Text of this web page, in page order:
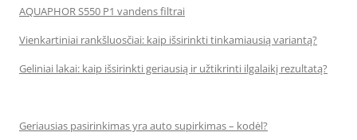
AQUAPHOR S550 P1 vandens filtrai
Vienkartiniai rankšluosčiai: kaip išsirinkti tinkamiausią variantą?
Geliniai lakai: kaip išsirinkti geriausią ir užtikrinti ilgalaikį rezultatą?
Geriausias pasirinkimas yra auto supirkimas – kodėl?